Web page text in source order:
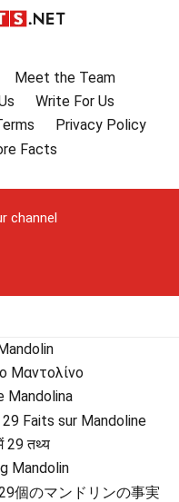
Meet the Team
Write For Us
Privacy Policy
Facts
channel
Μαντολίνο
Faits sur Mandoline
29 तथ्य
Mandolin
個のマンドリンの事実